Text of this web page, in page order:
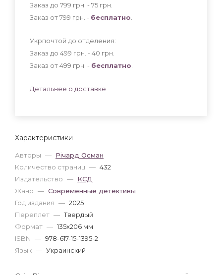
Характеристики
Авторы — Річард Осман
Количество страниц — 432
Издательство — КСД
Жанр — Современные детективы
Год издания — 2025
Переплет — Твердый
Формат — 135x206 мм
ISBN — 978-617-15-1395-2
Язык — Украинский
Заказ до 799 грн. - 75 грн
Заказ от 799 грн. - бесплатно
Укрпочтой до отделения:
Заказ до 499 грн. - 40 грн
Заказ от 499 грн. - бесплатно
Детальнее о доставке